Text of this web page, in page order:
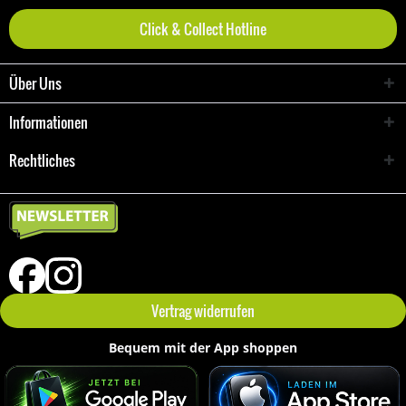
Click & Collect Hotline
Über Uns
Informationen
Rechtliches
Vertrag widerrufen
Bequem mit der App shoppen